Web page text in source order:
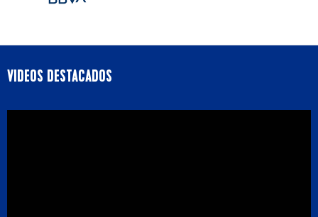
VIDEOS DESTACADOS